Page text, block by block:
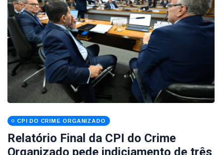
CPI DO CRIME ORGANIZADO
Relatório Final da CPI do Crime
Organizado pede indiciamento de três